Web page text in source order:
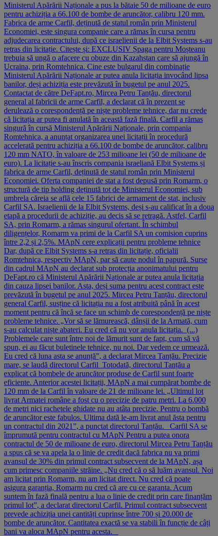
Ministerul Apărării Naționale a pus la bătaie 50 de milioane de euro
pentru achiziția a 66.100 de bombe de aruncător, calibru 120 mm.
Fabrica de arme Carfil, deținută de statul român prin Ministerul
Economiei, este singura companie care a rămas în cursa pentru
adjudecarea contractului, după ce israelienii de la Elbit Systems s-au
retras din licitație. Citește și: EXCLUSIV Șpaga pentru Moșteanu
trebuia să ungă o afacere cu obuze din Kazahstan care să ajungă în
Ucraina, prin Romtehnica. Cine este bulgarul din combinație
Ministerul Apărării Naționale ar putea anula licitația invocând lipsa
banilor, deși achiziția este prevăzută în bugetul pe anul 2025.
Contactat de către DeFapt.ro, Mircea Petru Tanțău, directorul
general al fabricii de arme Carfil, a declarat că în prezent se
derulează o corespondență pe niște probleme tehnice, dar nu crede
că licitația ar putea fi anulată în această fază finală. Carfil a rămas
singură în cursă Ministerul Apărării Naționale, prin compania
Romtehnica, a anunțat organizarea unei licitații în procedură
accelerată pentru achiziția a 66.100 de bombe de aruncător, calibru
120 mm NATO, în valoare de 253 milioane lei (50 de milioane de
euro). La licitație s-au înscris compania israeliană Elbit Systems și
fabrica de arme Carfil, deținută de statul român prin Ministerul
Economiei. Oferta companiei de stat a fost depusă prin Romarm, o
structură de tip holding deținută tot de Ministerul Economiei, sub
umbrela căreia se află cele 15 fabrici de armament de stat, inclusiv
Carfil SA. Israelienii de la Elbit Systems, deși s-au calificat în a doua
etapă a procedurii de achiziție, au decis să se retragă. Astfel, Carfil
SA, prin Romarm, a rămas singurul ofertant. În schimbul
diligențelor, Romarm va primi de la Carfil SA un comision cuprins
între 2,2 și 2,5%. MApN cere explicații pentru probleme tehnice
Dar, după ce Elbit Systems s-a retras din licitație, oficialii
Romtehnica, respectiv MApN, par să caute nodul în papură. Surse
din cadrul MApN au declarat sub protecția anonimatului pentru
DeFapt.ro că Ministerul Apărării Naționale ar putea anula licitația
din cauza lipsei banilor. Asta, deși suma pentru acest contract este
prevăzută în bugetul pe anul 2025. Mircea Petru Tanțău, directorul
general Carfil, susține că licitația nu a fost atribuită până în acest
moment pentru că încă se face un schimb de corespondență pe niște
probleme tehnice. „Vor să se lămurească, dânșii de la Armată, cum
s-au calculat niște abateri. Eu cred că nu vor anula licitația. (...)
Problemele care sunt între noi de lămurit sunt de fapt, cum să vă
spun, ei au făcut buletinele tehnice, nu noi. Dar vedem ce urmează.
Eu cred că luna asta se anunță”, a declarat Mircea Tanțău. Precizie
mare, se laudă directorul Carfil Totodată, directorul Tanțău a
explicat că bombele de aruncător produse de Carfil sunt foarte
eficiente. Anterior acestei licitații, MApN a mai cumpărat bombe de
120 mm de la Carfil în valoare de 21 de milioane lei. „Ultimul lot
livrat Armatei române a fost cu o precizie de patru metri. La 6.000
de metri nici rachetele ghidate nu au atâta precizie. Pentru o bombă
de aruncător este fabulos. Ultima dată le-am livrat anul ăsta pentru
un contractul din 2021”, a punctat directorul Tanțău. Carfil SA se
împrumută pentru contractul cu MApN Pentru a putea onora
contractul de 50 de milioane de euro, directorul Mircea Petru Tanțău
a spus că se va apela la o linie de credit dacă fabrica nu va primi
avansul de 30% din primul contract subsecvent de la MApN, așa
cum primesc companiile străine. „Nu cred că o să luăm avansul. Noi
am licitat prin Romarm, nu am licitat direct. Nu cred că poate
asigura garanția, Romarm nu cred că are cu ce garanta. Acum
suntem în fază finală pentru a lua o linie de credit prin care finanțăm
primul lot”, a declarat directorul Carfil. Primul contract subsecvent
prevede achiziția unei cantități cuprinse între 700 și 20.000 de
bombe de aruncător. Cantitatea exactă se va stabili în funcție de câți
bani va aloca MApN pentru acesta.